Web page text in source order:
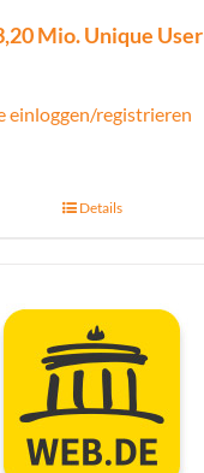
Mio. Unique User
einloggen/registrieren
Details